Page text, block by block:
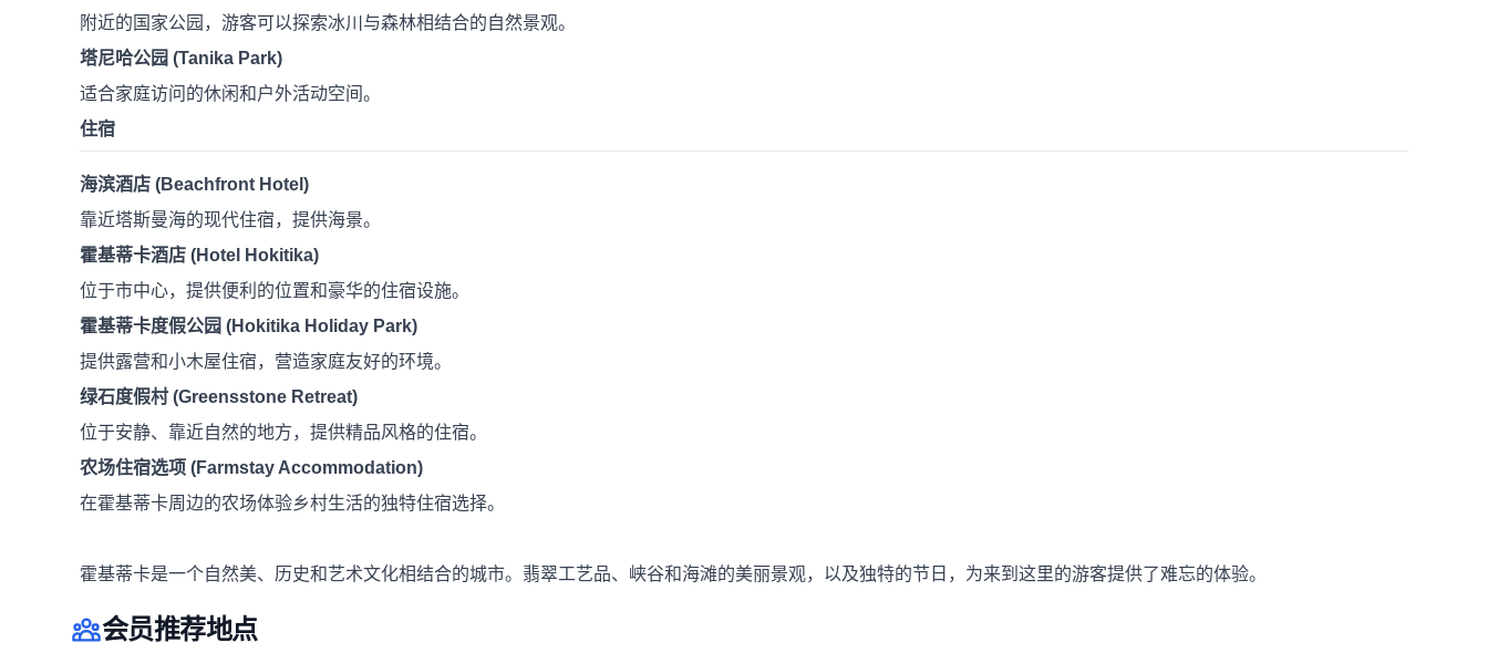
附近的国家公园，游客可以探索冰川与森林相结合的自然景观。
塔尼哈公园 (Tanika Park)
适合家庭访问的休闲和户外活动空间。
住宿
海滨酒店 (Beachfront Hotel)
靠近塔斯曼海的现代住宿，提供海景。
霍基蒂卡酒店 (Hotel Hokitika)
位于市中心，提供便利的位置和豪华的住宿设施。
霍基蒂卡度假公园 (Hokitika Holiday Park)
提供露营和小木屋住宿，营造家庭友好的环境。
绿石度假村 (Greensstone Retreat)
位于安静、靠近自然的地方，提供精品风格的住宿。
农场住宿选项 (Farmstay Accommodation)
在霍基蒂卡周边的农场体验乡村生活的独特住宿选择。
霍基蒂卡是一个自然美、历史和艺术文化相结合的城市。翡翠工艺品、峡谷和海滩的美丽景观，以及独特的节日，为来到这里的游客提供了难忘的体验。
会员推荐地点